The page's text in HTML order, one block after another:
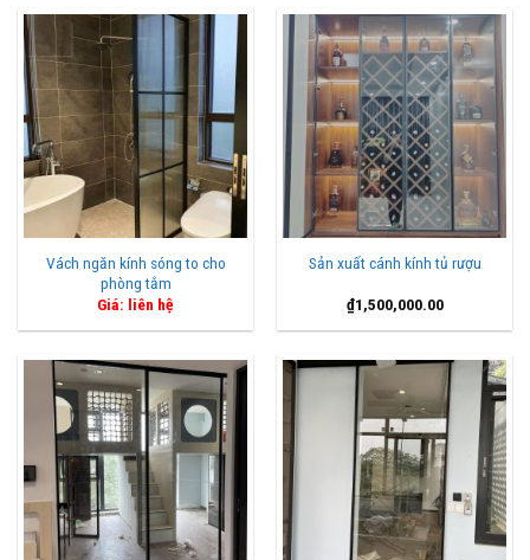
₫1,850,000.00.
Vách ngăn kính sóng to cho
phòng tắm
Giá: liên hệ
Sản xuất cánh kính tủ rượu
₫1,500,000.00